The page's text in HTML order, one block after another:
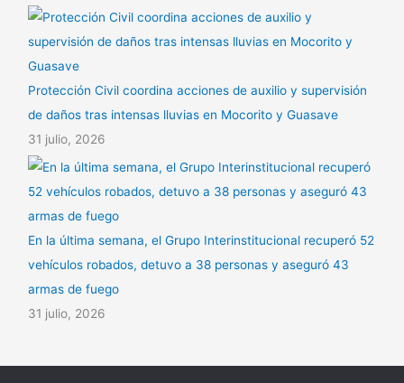
Protección Civil coordina acciones de auxilio y supervisión
de daños tras intensas lluvias en Mocorito y Guasave
31 julio, 2026
En la última semana, el Grupo Interinstitucional recuperó 52
vehículos robados, detuvo a 38 personas y aseguró 43
armas de fuego
31 julio, 2026